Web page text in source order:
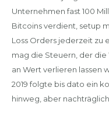
Unternehmen fast 100
Bitcoins verdient, setup
Loss Orders jederzeit zu
mag die Steuern, der die
an Wert verlieren lassen
2019 folgte bis dato ein
hinweg, aber